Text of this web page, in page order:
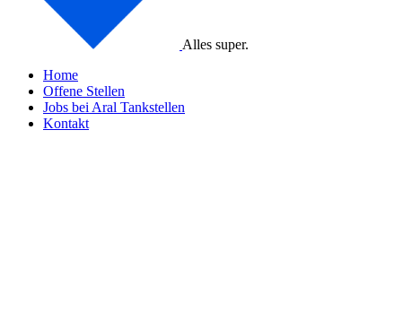
Alles super.
Home
Offene Stellen
Jobs bei Aral Tankstellen
Kontakt